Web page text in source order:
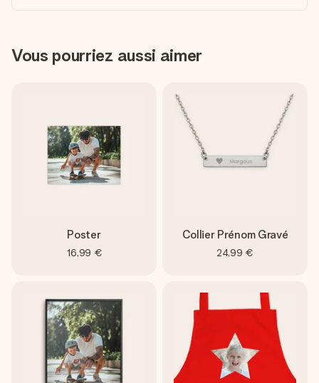
Vous pourriez aussi aimer
Poster
16,99 €
Collier Prénom Gravé
24,99 €